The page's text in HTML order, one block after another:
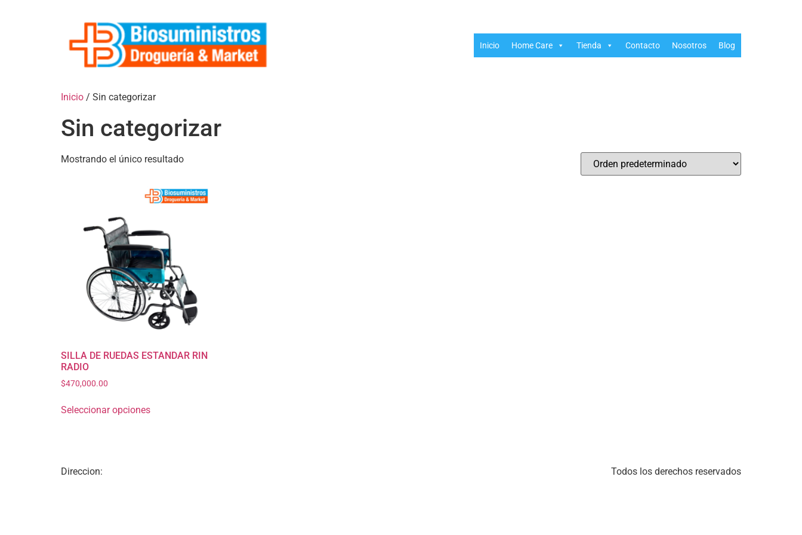
Inicio Home Care Tienda Contacto Nosotros Blog
Inicio / Sin categorizar
Sin categorizar
Mostrando el único resultado
SILLA DE RUEDAS ESTANDAR RIN
RADIO
$470,000.00
Seleccionar opciones
Direccion: Todos los derechos reservados